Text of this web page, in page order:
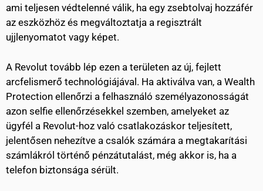
ami teljesen védtelenné válik, ha egy zsebtolvaj hozzáfér
az eszközhöz és megváltoztatja a regisztrált
ujjlenyomatot vagy képet.
A Revolut tovább lép ezen a területen az új, fejlett
arcfelismerő technológiájával. Ha aktiválva van, a Wealth
Protection ellenőrzi a felhasználó személyazonosságát
azon selfie ellenőrzésekkel szemben, amelyeket az
ügyfél a Revolut-hoz való csatlakozáskor teljesített,
jelentősen nehezítve a csalók számára a megtakarítási
számlákról történő pénzátutalást, még akkor is, ha a
telefon biztonsága sérült.